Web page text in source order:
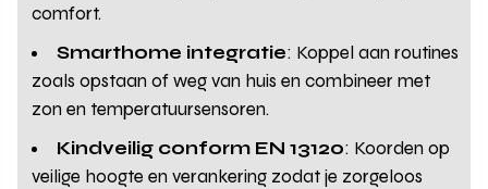
comfort.
Smarthome integratie: Koppel aan routines
zoals opstaan of weg van huis en combineer met
zon en temperatuursensoren.
Kindveilig conform EN 13120: Koorden op
veilige hoogte en verankering zodat je zorgeloos